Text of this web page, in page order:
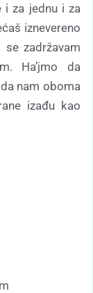
i za jednu i za
iznevereno
zadržavam
Ha’jmo da
nam oboma
izađu kao